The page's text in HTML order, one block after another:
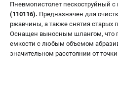
+7 (8112)
Пневмопистолет пескоструйный
(110116). Предназначен для
ржавчины, а также снятия старых
Оснащен выносным шлангом, что
емкости с любым объемом
значительном расстоянии от